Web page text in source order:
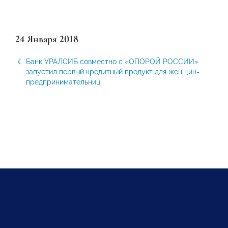
24 Января 2018
Банк УРАЛСИБ совместно с «ОПОРОЙ РОССИИ»
запустил первый кредитный продукт для женщин-
предпринимательниц